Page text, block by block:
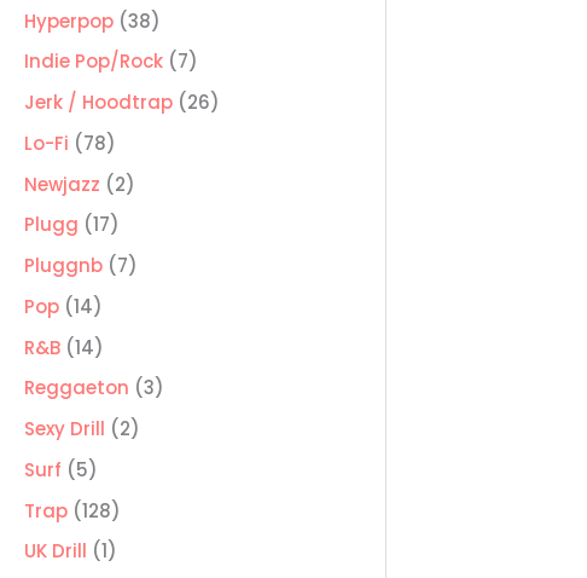
productos
Hyperpop 3838
productos
Indie Pop/Rock 77
productos
Jerk / Hoodtrap 2626
Lo-Fi 7878
productos
Newjazz 22
Plugg 1717
productos
Pluggnb 77
Pop 1414
productos
R&B 1414
productos
Reggaeton 33
Sexy Drill 22
Surf 55
productos
Trap 128128
productos
UK Drill 11